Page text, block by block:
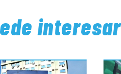
interesar